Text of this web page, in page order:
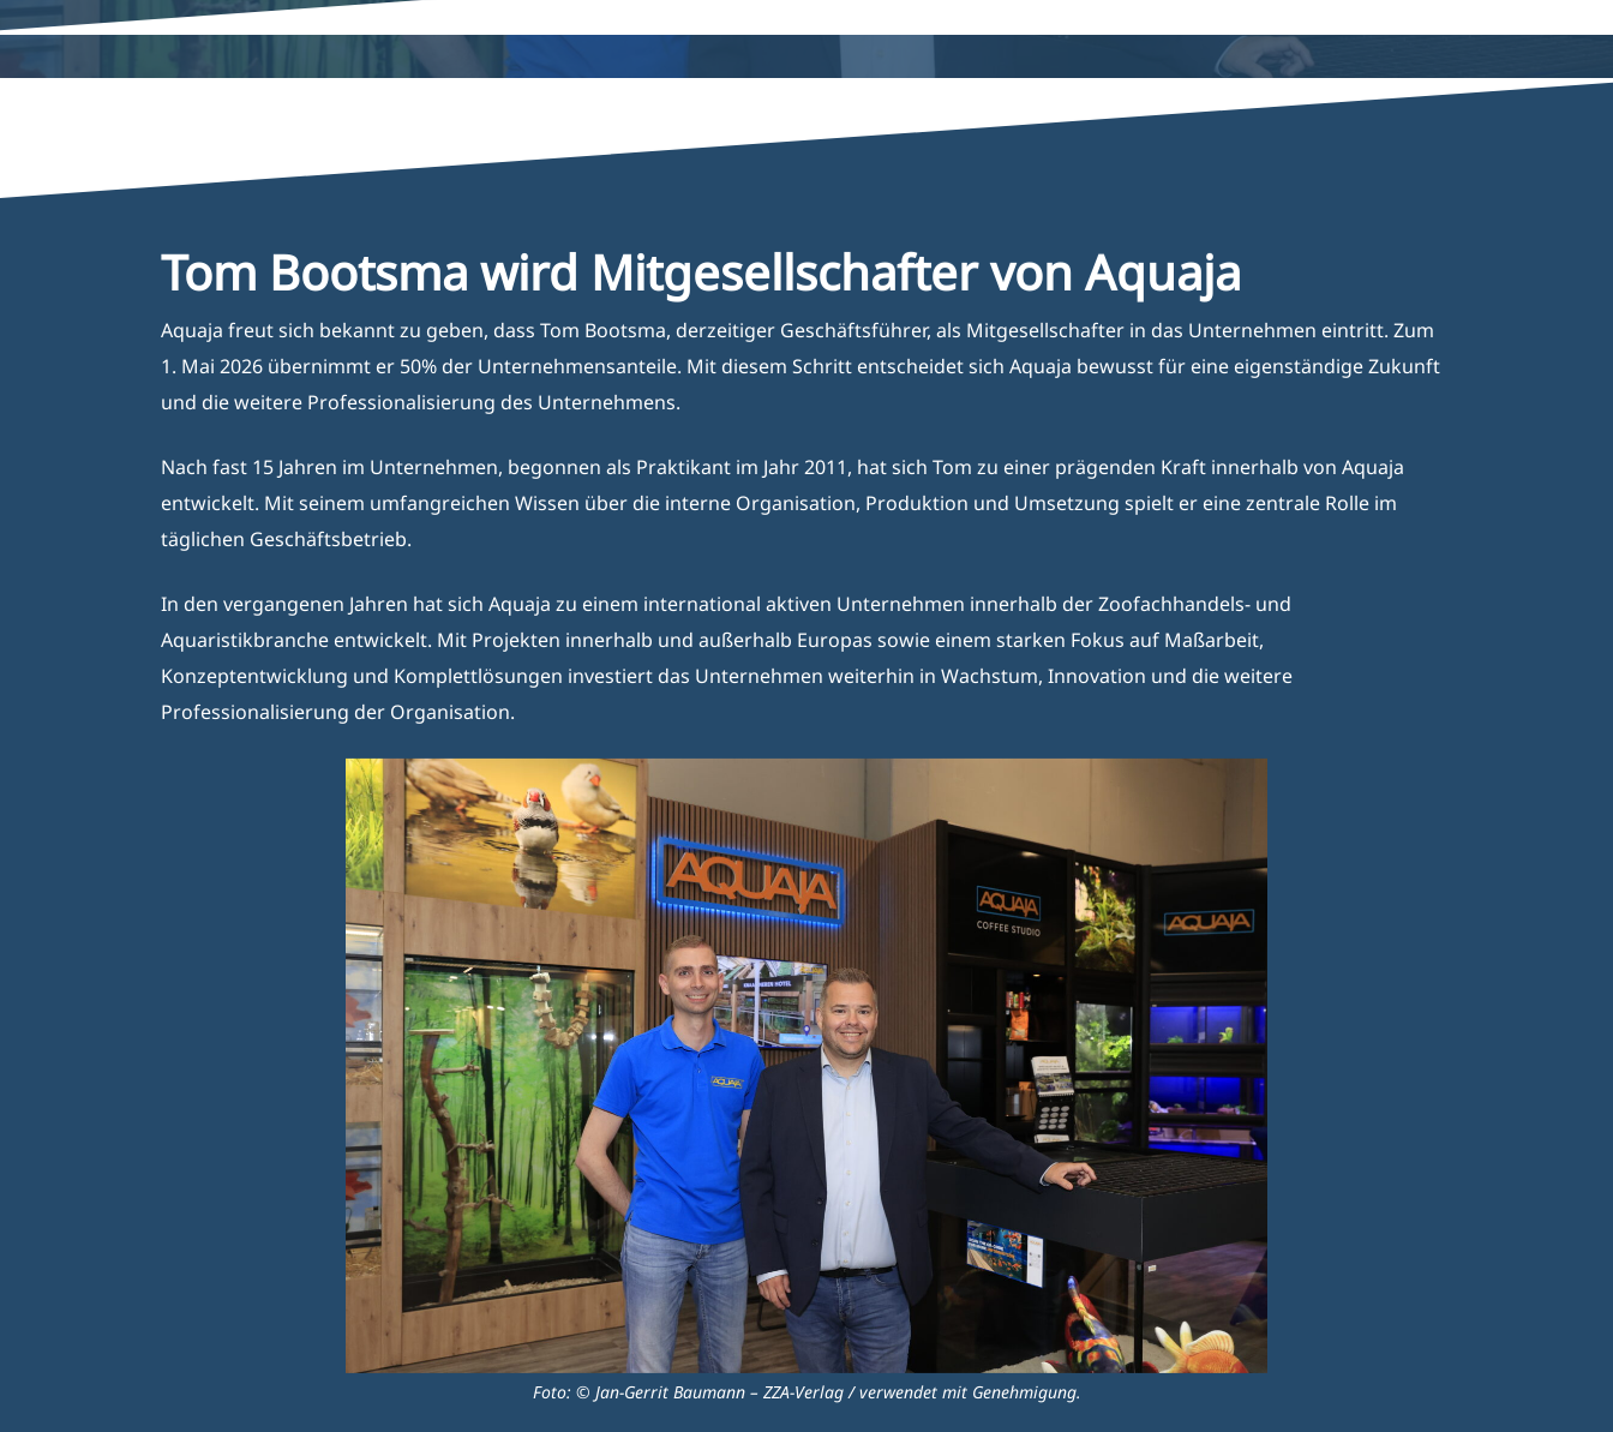
Producten
Aquarien Vogel
Webshop Support Wartung & Beratung Installation
Tom Bootsma wird Mitgesellschafter von Aquaja
Aquaja freut sich bekannt zu geben, dass Tom Bootsma, derzeitiger Geschäftsführer, als Mitgesellschafter in das Unternehmen eintritt. Zum
1. Mai 2026 übernimmt er 50% der Unternehmensanteile. Mit diesem Schritt entscheidet sich Aquaja bewusst für eine eigenständige Zukunft
und die weitere Professionalisierung des Unternehmens.
Nach fast 15 Jahren im Unternehmen, begonnen als Praktikant im Jahr 2011, hat sich Tom zu einer prägenden Kraft innerhalb von Aquaja
entwickelt. Mit seinem umfangreichen Wissen über die interne Organisation, Produktion und Umsetzung spielt er eine zentrale Rolle im
täglichen Geschäftsbetrieb.
In den vergangenen Jahren hat sich Aquaja zu einem international aktiven Unternehmen innerhalb der Zoofachhandels- und
Aquaristikbranche entwickelt. Mit Projekten innerhalb und außerhalb Europas sowie einem starken Fokus auf Maßarbeit,
Konzeptentwicklung und Komplettlösungen investiert das Unternehmen weiterhin in Wachstum, Innovation und die weitere
Professionalisierung der Organisation.
Foto: © Jan-Gerrit Baumann – ZZA-Verlag / verwendet mit Genehmigung.